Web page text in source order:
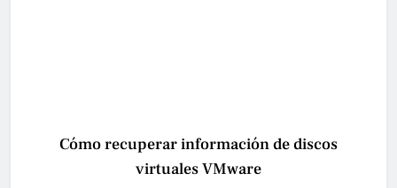
Cómo recuperar información de discos
virtuales VMware